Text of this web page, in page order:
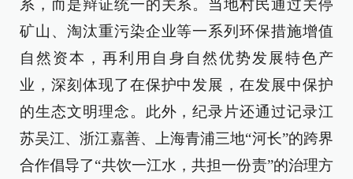
系，而是辩证统一的关系。当地村民通过关停
矿山、淘汰重污染企业等一系列环保措施增值
自然资本，再利用自身自然优势发展特色产
业，深刻体现了在保护中发展，在发展中保护
的生态文明理念。此外，纪录片还通过记录江
苏吴江、浙江嘉善、上海青浦三地“河长”的跨界
合作倡导了“共饮一江水，共担一份责”的治理方